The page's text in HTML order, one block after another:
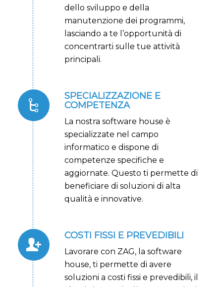
dello sviluppo e della
manutenzione dei programmi,
lasciando a te l’opportunità di
concentrarti sulle tue attività
principali.
SPECIALIZZAZIONE E
COMPETENZA
La nostra software house è
specializzate nel campo
informatico e dispone di
competenze specifiche e
aggiornate. Questo ti permette di
beneficiare di soluzioni di alta
qualità e innovative.
COSTI FISSI E PREVEDIBILI
Lavorare con ZAG, la software
house, ti permette di avere
soluzioni a costi fissi e prevedibili, il